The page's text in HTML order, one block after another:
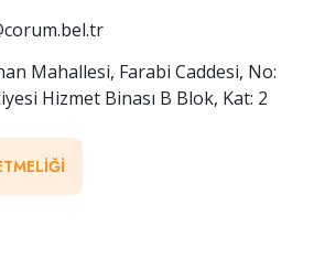
Mahallesi, Farabi Caddesi, No:
Hizmet Binası B Blok, Kat: 2